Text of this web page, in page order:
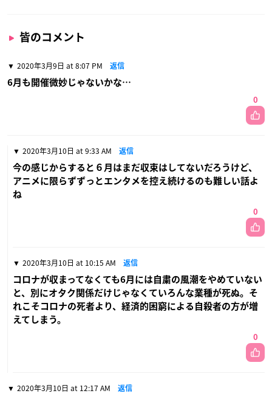
皆のコメント
2020年3月9日 at 8:07 PM 返信
6月も開催微妙じゃないかな…
0
2020年3月10日 at 9:33 AM 返信
今の感じからすると６月はまだ収束はしてないだろうけど、
アニメに限らずずっとエンタメを控え続けるのも難しい話よ
ね
0
2020年3月10日 at 10:15 AM 返信
コロナが収まってなくても6月には自粛の風潮をやめていない
と、別にオタク関係だけじゃなくていろんな業種が死ぬ。そ
れこそコロナの死者より、経済的困窮による自殺者の方が増
えてしまう。
0
2020年3月10日 at 12:17 AM 返信